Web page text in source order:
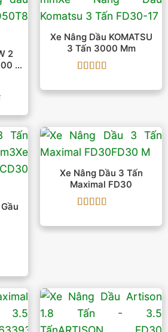
2
–
Xe Nâng Dầu KOMATSU
3 Tấn 3000 Mm
hạng55 sao
Giá
tại
255.000.000 ₫.
Xe Nâng Dầu 3 Tấn
Maximal FD30
hạng55 sao